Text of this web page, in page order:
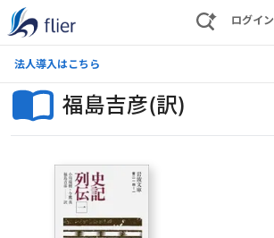
ログイン
法人導入はこちら
福島吉彦(訳)